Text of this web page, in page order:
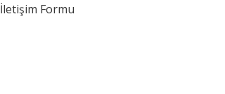
İletişim Formu